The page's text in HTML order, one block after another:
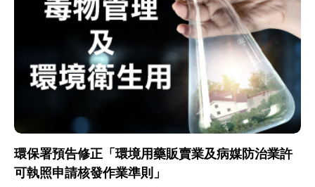
環保署預告修正「環境用藥販賣業及病媒防治業許
可執照申請核發作業準則」